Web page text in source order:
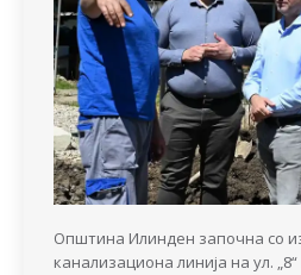
Општина Илинден започна со
канализациона линија на ул.